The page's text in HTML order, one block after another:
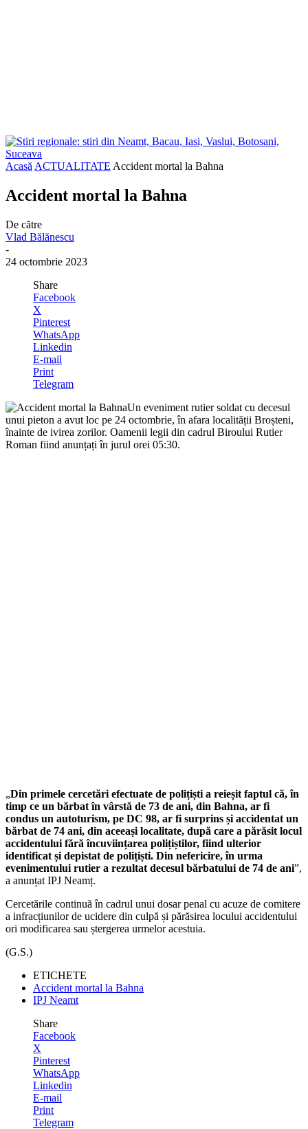
Acasă ACTUALITATE Accident mortal la Bahna
Accident mortal la Bahna
De către
Vlad Bălănescu
-
24 octombrie 2023
Share
Facebook
X
Pinterest
WhatsApp
Linkedin
E-mail
Print
Telegram
Un eveniment rutier soldat cu decesul
unui pieton a avut loc pe 24 octombrie, în afara localității Broșteni,
înainte de ivirea zorilor. Oamenii legii din cadrul Biroului Rutier
Roman fiind anunțați în jurul orei 05:30.
„Din primele cercetări efectuate de polițiști a reieșit faptul că, în
timp ce un bărbat în vârstă de 73 de ani, din Bahna, ar fi
condus un autoturism, pe DC 98, ar fi surprins și accidentat un
bărbat de 74 ani, din aceeași localitate, după care a părăsit locul
accidentului fără încuviințarea polițiștilor, fiind ulterior
identificat și depistat de polițiști. Din nefericire, în urma
evenimentului rutier a rezultat decesul bărbatului de 74 de ani”,
a anunțat IPJ Neamț.
Cercetările continuă în cadrul unui dosar penal cu acuze de comitere
a infracțiunilor de ucidere din culpă și părăsirea locului accidentului
ori modificarea sau ștergerea urmelor acestuia.
(G.S.)
ETICHETE
Accident mortal la Bahna
IPJ Neamt
Share
Facebook
X
Pinterest
WhatsApp
Linkedin
E-mail
Print
Telegram